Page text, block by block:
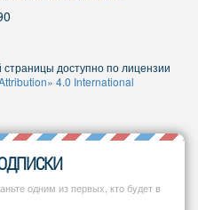
доступно по лицензии
4.0 International
одним из первых, кто будет в